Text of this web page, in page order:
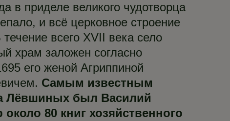
в приделе великого чудотворца
и всё церковное строение
всего XVII века село
храм заложен согласно
его женой Агриппиной
Самым известным
Лёвшиных был Василий
80 книг хозяйственного